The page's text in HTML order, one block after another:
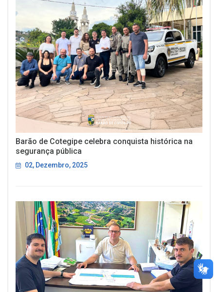
Barão de Cotegipe celebra conquista histórica na
segurança pública
02, Dezembro, 2025